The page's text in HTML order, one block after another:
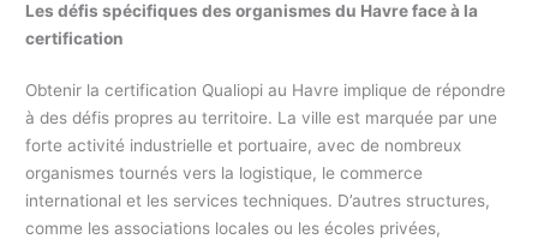
Les défis spécifiques des organismes du Havre face à la
certification
Obtenir la certification Qualiopi au Havre implique de répondre
à des défis propres au territoire. La ville est marquée par une
forte activité industrielle et portuaire, avec de nombreux
organismes tournés vers la logistique, le commerce
international et les services techniques. D’autres structures,
comme les associations locales ou les écoles privées,